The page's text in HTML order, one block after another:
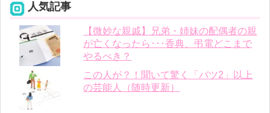
人気記事
【微妙な親戚】兄弟・姉妹の配偶者の親
が亡くなったら･･･香典、弔電どこまで
やるべき？
この人が？！聞いて驚く「バツ2」以上
の芸能人（随時更新）